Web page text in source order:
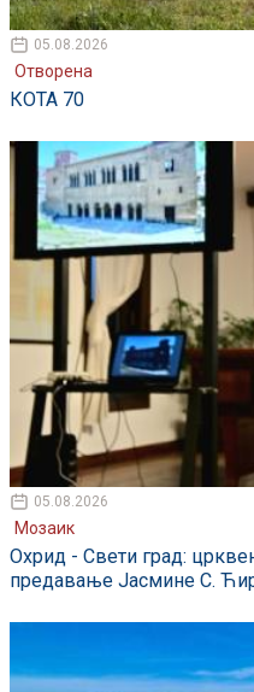
05.08.2026
Отворена
КОТА 70
05.08.2026
Мозаик
Охрид - Свети град:
предавање Јасмине С.